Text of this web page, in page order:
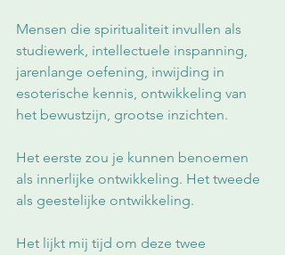
Mensen die spiritualiteit invullen als
studiewerk, intellectuele inspanning,
jarenlange oefening, inwijding in
esoterische kennis, ontwikkeling van
het bewustzijn, grootse inzichten.
Het eerste zou je kunnen benoemen
als innerlijke ontwikkeling. Het tweede
als geestelijke ontwikkeling.
Het lijkt mij tijd om deze twee